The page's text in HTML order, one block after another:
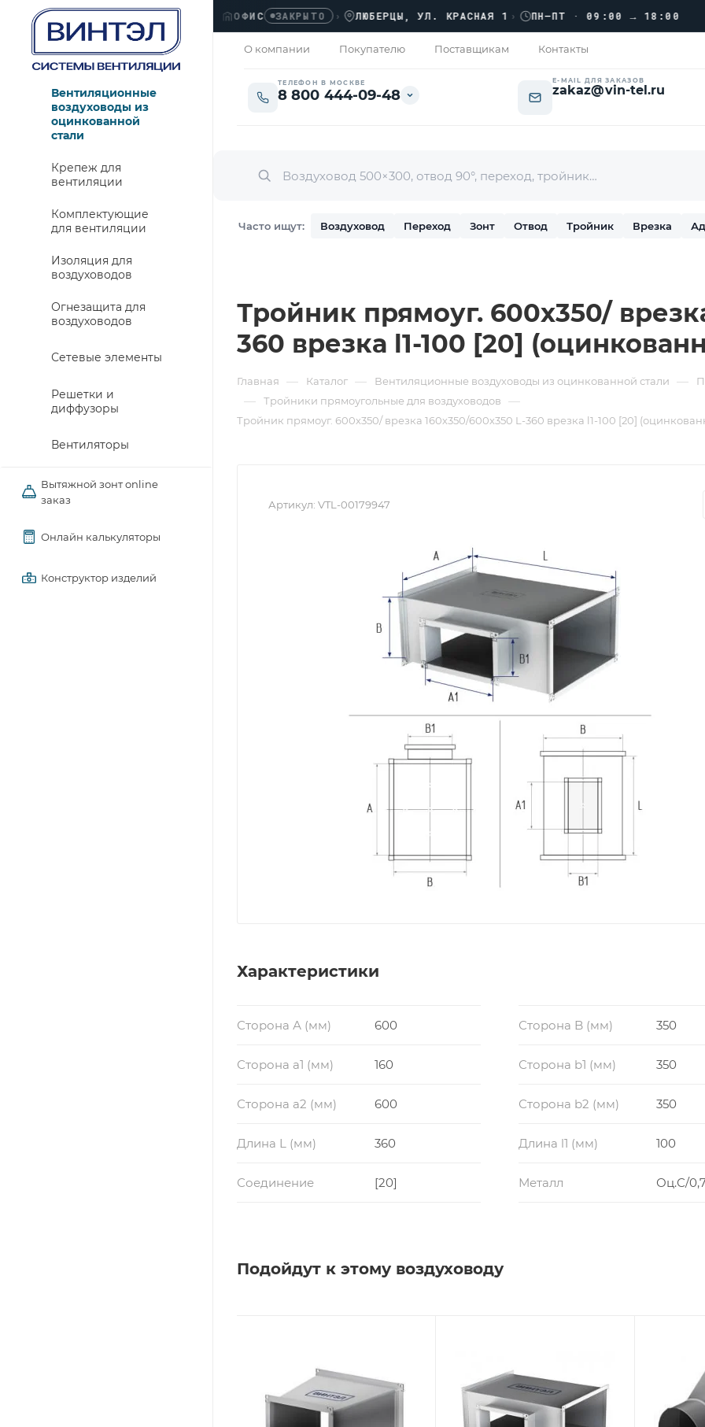
ОФИС ЗАКРЫТО › ЛЮБЕРЦЫ, УЛ. КРАСНАЯ 1› ПН–ПТ · 09:00 → 18:00 ›››
О компании Покупателю Поставщикам Контакты
ТЕЛЕФОН В МОСКВЕ
8 800 444-09-48
E-MAIL ДЛЯ ЗАКАЗОВ
zakaz@vin-tel.ru
Часто ищут: Воздуховод Переход Зонт Отвод Тройник Врезка
Вентиляционные
воздуховоды из
оцинкованной
стали
Крепеж для
вентиляции
Комплектующие
для вентиляции
Изоляция для
воздуховодов
Огнезащита для
воздуховодов
Сетевые элементы
Решетки и
диффузоры
Вентиляторы
Вытяжной зонт online
заказ
Онлайн калькуляторы
Конструктор изделий
Тройник прямоуг. 600х350/
360 врезка l1-100 [20]
Главная — Каталог — Вентиляционные воздуховоды из оцинкованной стали —
— Тройники прямоугольные для воздуховодов —
Тройник прямоуг. 600х350/ врезка 160х350/600х350 L-360 врезка l1-100 [20]
Артикул: VTL-00179947
Характеристики
Сторона А (мм) 600 Сторона B (мм) 350
Сторона a1 (мм) 160 Сторона b1 (мм) 350
Сторона a2 (мм) 600 Сторона b2 (мм) 350
Длина L (мм) 360 Длина l1 (мм) 100
Соединение [20] Металл Оц.С/
Подойдут к этому воздуховоду